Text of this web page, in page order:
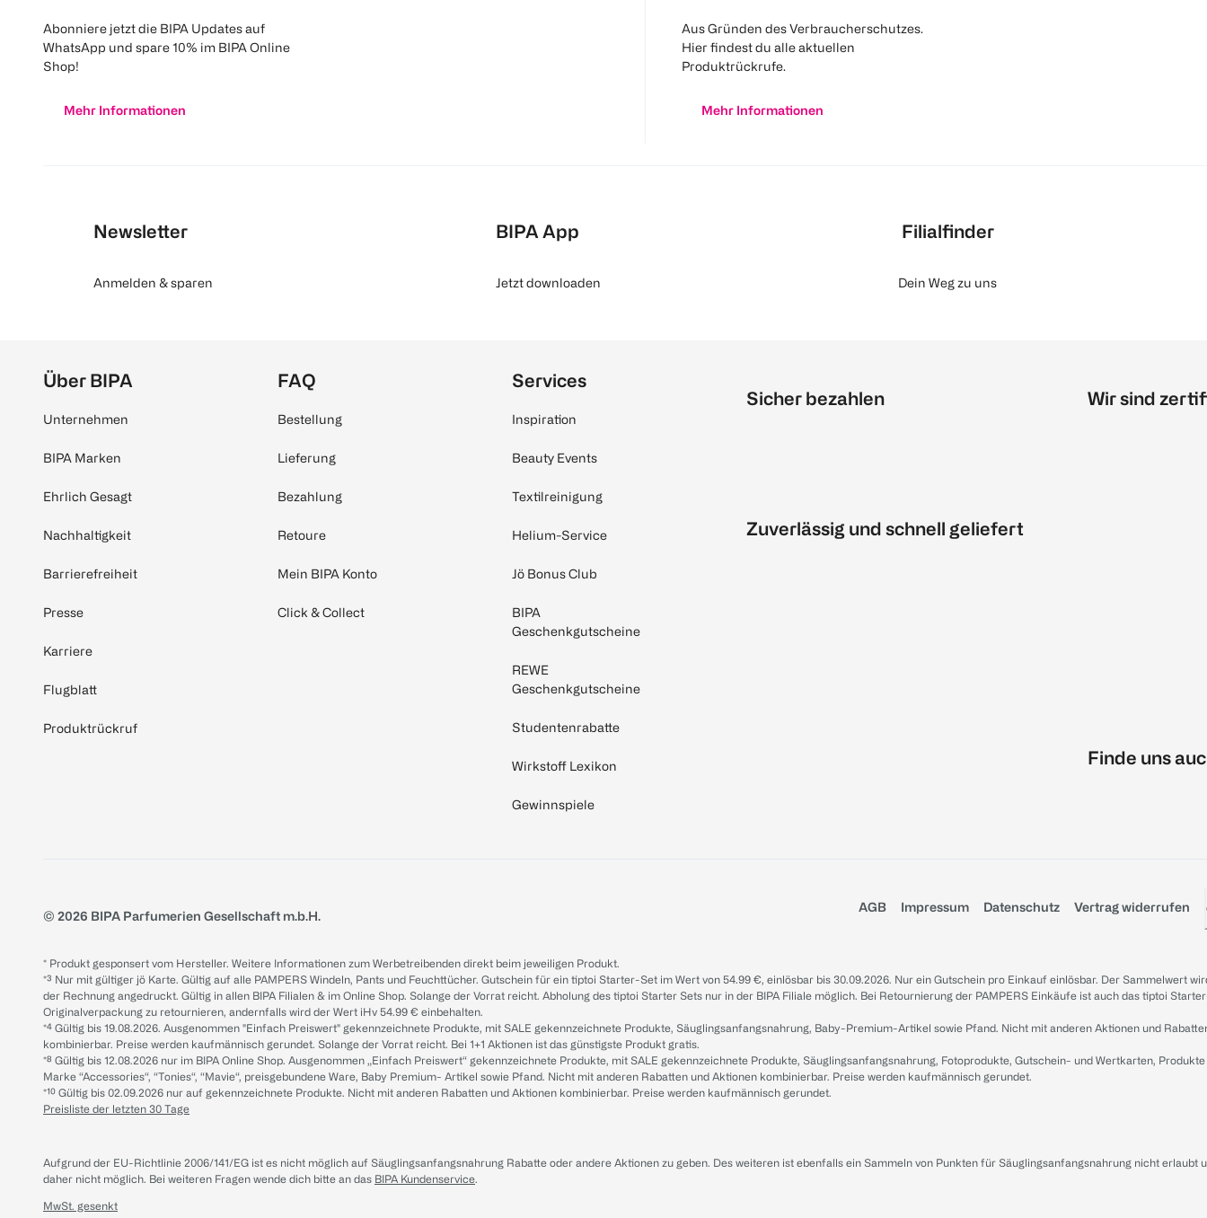
Abonniere jetzt die BIPA Updates auf
WhatsApp und spare 10% im BIPA Online
Shop!
Mehr Informationen
Aus Gründen des Verbraucherschutzes.
Hier findest du alle aktuellen
Produktrückrufe.
Mehr Informationen
Newsletter
Anmelden & sparen
BIPA App
Jetzt downloaden
Filialfinder
Dein Weg zu uns
Über BIPA
Unternehmen
BIPA Marken
Ehrlich Gesagt
Nachhaltigkeit
Barrierefreiheit
Presse
Karriere
Flugblatt
Produktrückruf
FAQ
Bestellung
Lieferung
Bezahlung
Retoure
Mein BIPA Konto
Click & Collect
Services
Inspiration
Beauty Events
Textilreinigung
Helium-Service
Jö Bonus Club
BIPA
Geschenkgutscheine
REWE
Geschenkgutscheine
Studentenrabatte
Wirkstoff Lexikon
Gewinnspiele
Sicher bezahlen
Zuverlässig und schnell geliefert
Wir sind
Finde uns
© 2026 BIPA Parfumerien Gesellschaft m.b.H.
AGB Impressum Datenschutz Vertrag widerrufen
* Produkt gesponsert vom Hersteller. Weitere Informationen zum Werbetreibenden direkt beim jeweiligen Produkt.
*³ Nur mit gültiger jö Karte. Gültig auf alle PAMPERS Windeln, Pants und Feuchttücher. Gutschein für ein tiptoi Starter-Set im Wert von 54.99 €, einlösbar bis 30.09.2026. Nur ein Gutschein pro Einkauf einlösbar. Der Sammelwert
der Rechnung angedruckt. Gültig in allen BIPA Filialen & im Online Shop. Solange der Vorrat reicht. Abholung des tiptoi Starter Sets nur in der BIPA Filiale möglich. Bei Retournierung der PAMPERS Einkäufe ist auch das tiptoi
Originalverpackung zu retournieren, andernfalls wird der Wert iHv 54.99 € einbehalten.
*⁴ Gültig bis 19.08.2026. Ausgenommen "Einfach Preiswert" gekennzeichnete Produkte, mit SALE gekennzeichnete Produkte, Säuglingsanfangsnahrung, Baby-Premium-Artikel sowie Pfand. Nicht mit anderen Aktionen und
kombinierbar. Preise werden kaufmännisch gerundet. Solange der Vorrat reicht. Bei 1+1 Aktionen ist das günstigste Produkt gratis.
*⁸ Gültig bis 12.08.2026 nur im BIPA Online Shop. Ausgenommen „Einfach Preiswert“ gekennzeichnete Produkte, mit SALE gekennzeichnete Produkte, Säuglingsanfangsnahrung, Fotoprodukte, Gutschein- und Wertkarten,
Marke “Accessories“, “Tonies“, “Mavie“, preisgebundene Ware, Baby Premium- Artikel sowie Pfand. Nicht mit anderen Rabatten und Aktionen kombinierbar. Preise werden kaufmännisch gerundet.
*¹⁰ Gültig bis 02.09.2026 nur auf gekennzeichnete Produkte. Nicht mit anderen Rabatten und Aktionen kombinierbar. Preise werden kaufmännisch gerundet.
Preisliste der letzten 30 Tage
Aufgrund der EU-Richtlinie 2006/141/EG ist es nicht möglich auf Säuglingsanfangsnahrung Rabatte oder andere Aktionen zu geben. Des weiteren ist ebenfalls ein Sammeln von Punkten für Säuglingsanfangsnahrung nicht erlaubt
daher nicht möglich. Bei weiteren Fragen wende dich bitte an das BIPA Kundenservice.
MwSt. gesenkt